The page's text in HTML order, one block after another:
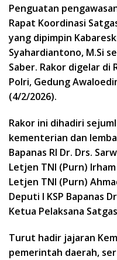
Penguatan
Rapat Koordinasi
yang dipimpin
Syahardiantono, M.Si
Saber. Rakor digelar
Polri, Gedung
(4/2/2026).
Rakor ini dihadiri
kementerian dan
Bapanas RI Dr. Drs.
Letjen TNI (Purn)
Letjen TNI (Purn)
Deputi I KSP Bapanas
Ketua Pelaksana
Turut hadir jajaran
pemerintah daerah,